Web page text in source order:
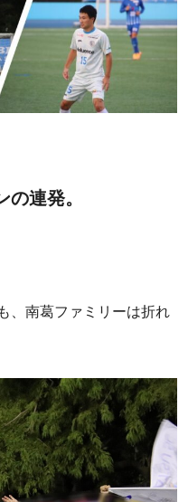
連発。
、南葛ファミリーは折れ